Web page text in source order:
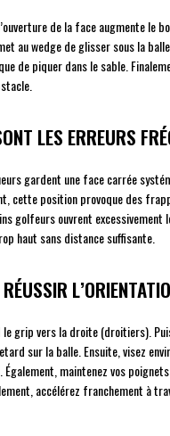
de la face augmente le
au wedge de glisser sous la
de piquer dans le sable.
LES ERREURS
gardent une face carrée
cette position provoque des
golfeurs ouvrent excessivement
haut sans distance suffisante.
le grip vers la droite (droitiers).
sur la balle. Ensuite, visez
maintenez vos
accélérez franchement à